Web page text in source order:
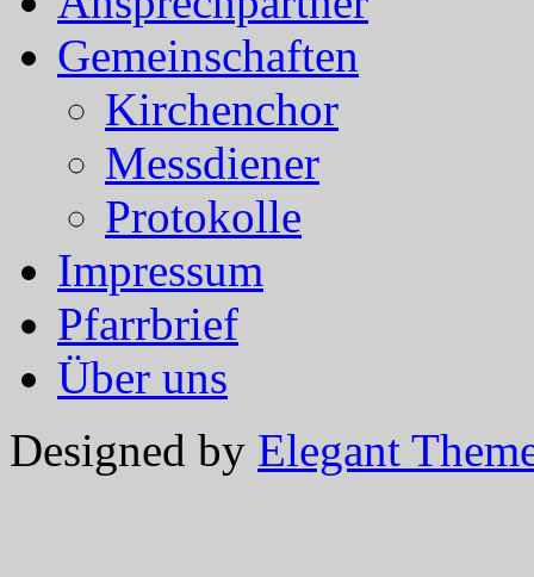
Gemeinschaften
Kirchenchor
Messdiener
Protokolle
Impressum
Pfarrbrief
Über uns
Designed by Elegant